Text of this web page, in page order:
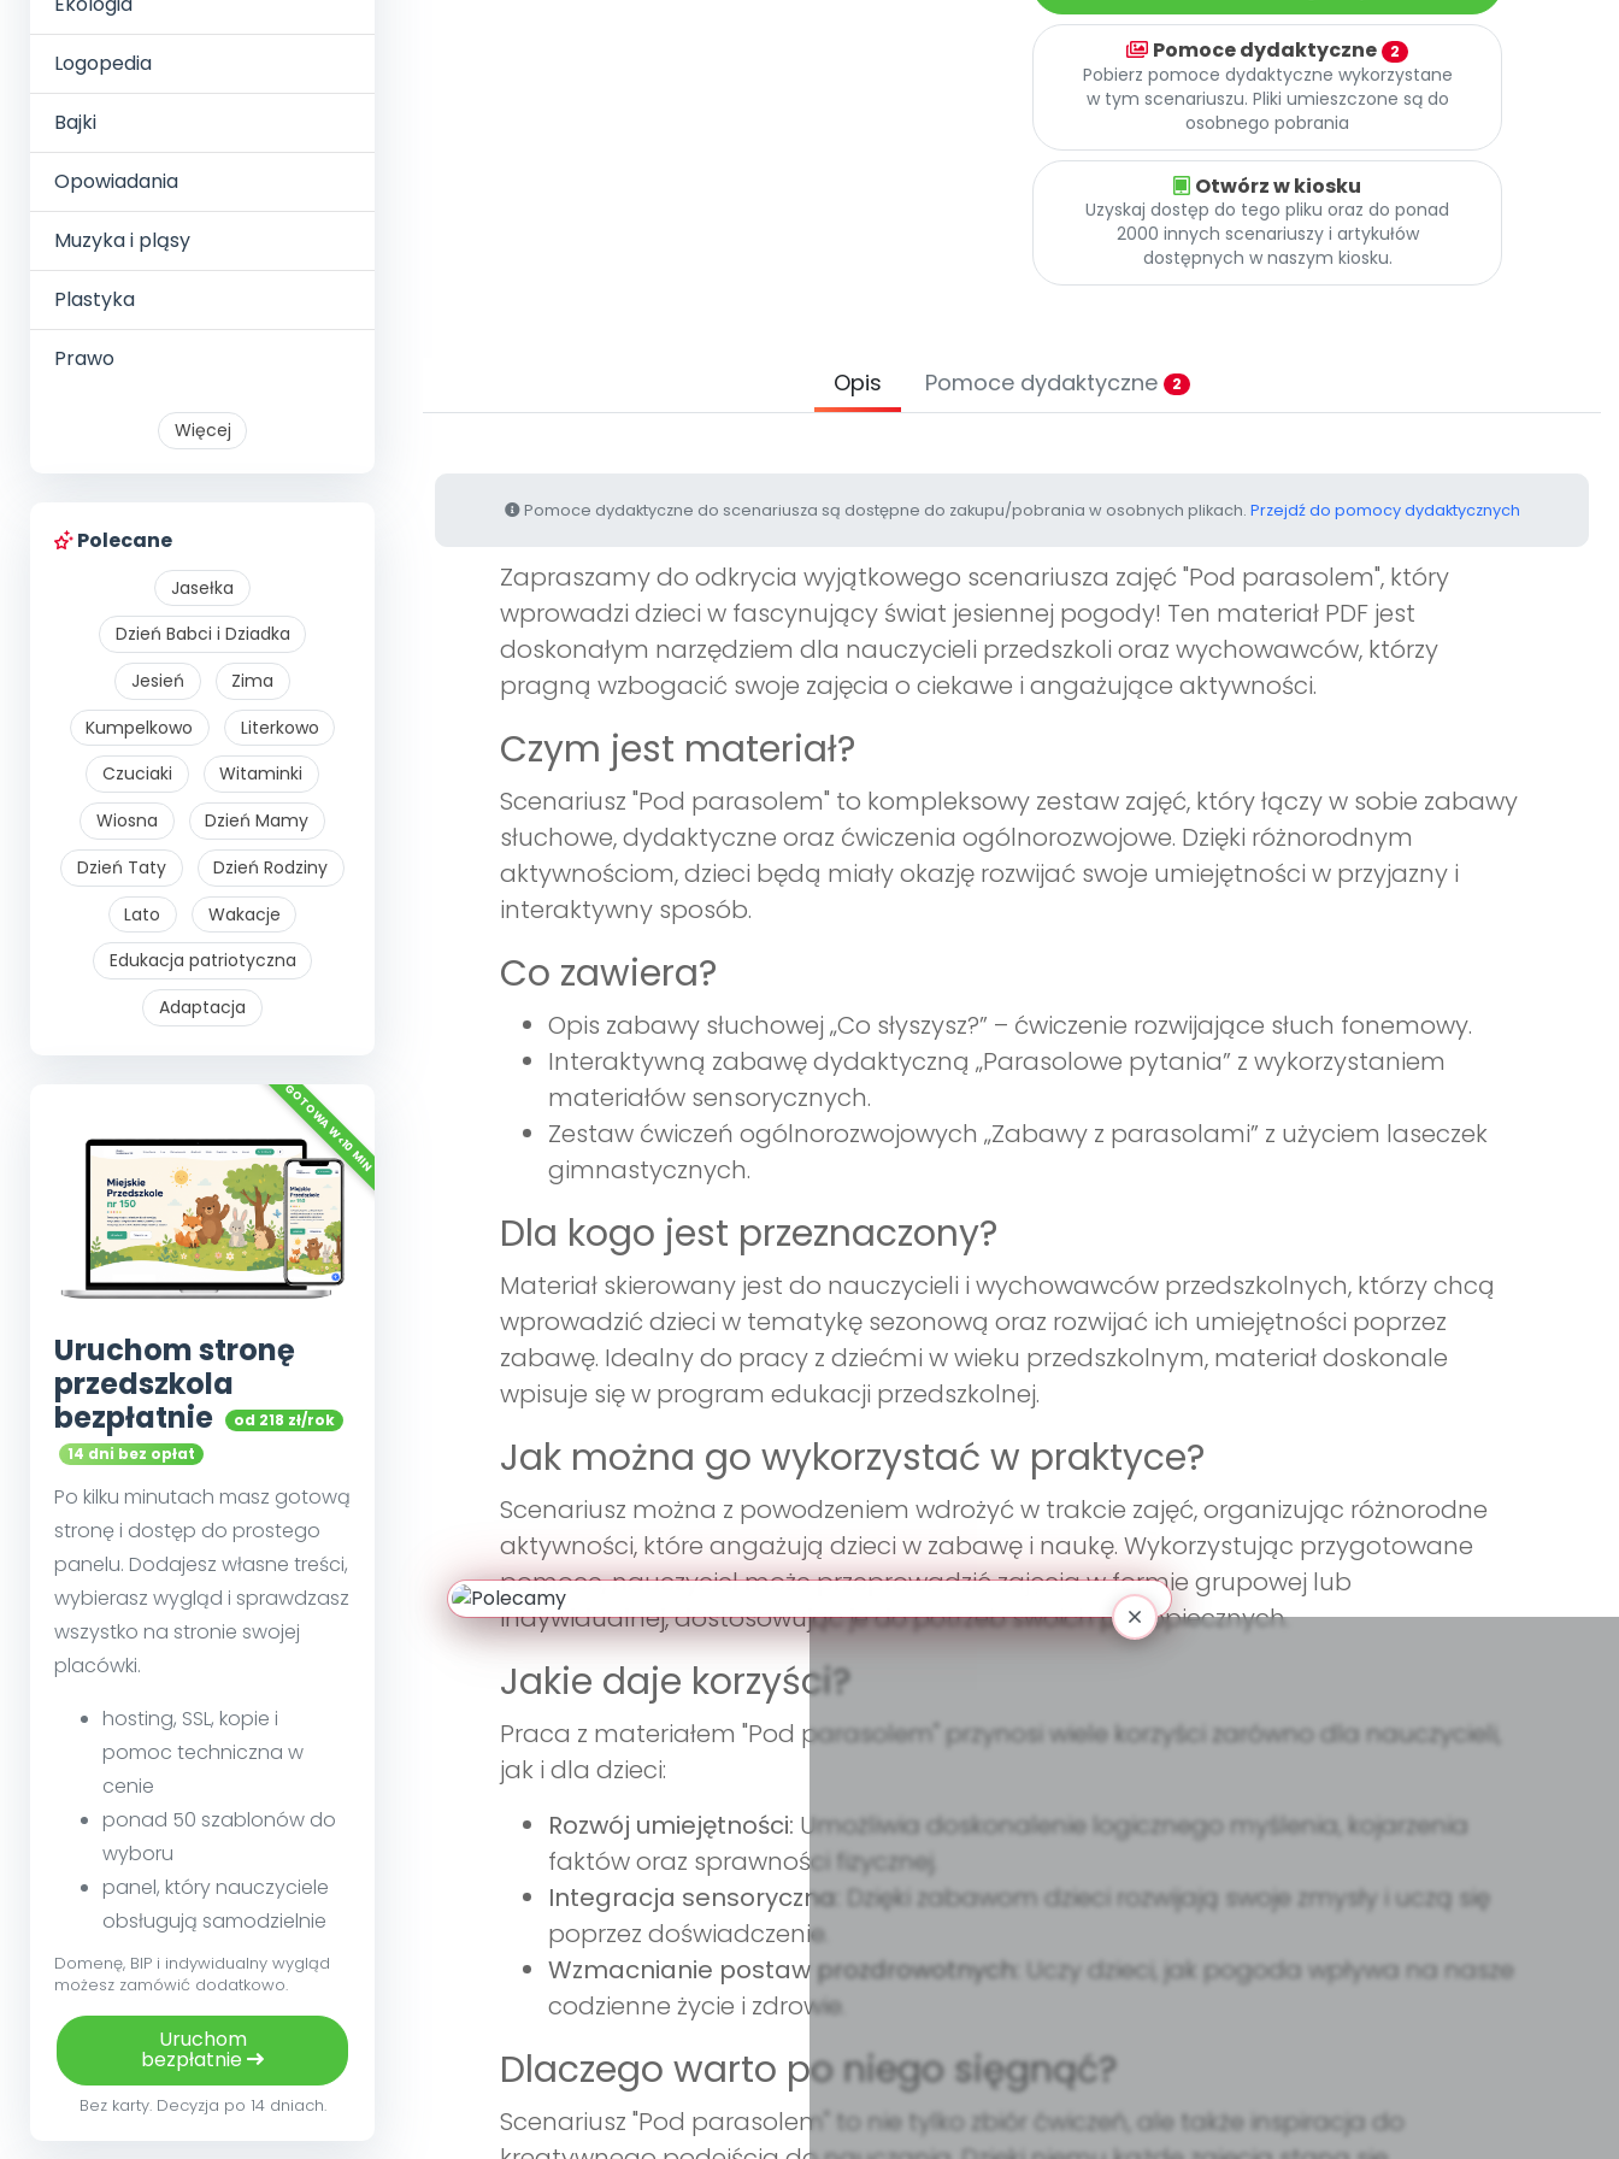
Logopedia
Bajki
Opowiadania
Muzyka i pląsy
Plastyka
Prawo
Więcej
Polecane
Jasełka
Dzień Babci i Dziadka
Jesień
Zima
Kumpelkowo
Literkowo
Czuciaki
Witaminki
Wiosna
Dzień Mamy
Dzień Taty
Dzień Rodziny
Lato
Wakacje
Edukacja patriotyczna
Adaptacja
Uruchom stronę
przedszkola
bezpłatnie
od 218 zł/rok
14 dni bez opłat
Po kilku minutach masz gotową
stronę i dostęp do prostego
panelu. Dodajesz własne treści,
wybierasz wygląd i sprawdzasz
wszystko na stronie swojej
placówki.
hosting, SSL, kopie i
pomoc techniczna w
cenie
ponad 50 szablonów do
wyboru
panel, który nauczyciele
obsługują samodzielnie
Domenę, BIP i indywidualny wygląd
możesz zamówić dodatkowo.
Uruchom
bezpłatnie
Bez karty. Decyzja po 14 dniach.
Pomoce dydaktyczne 2
Pobierz pomoce dydaktyczne wykorzystane
w tym scenariuszu. Pliki umieszczone są do
osobnego pobrania
Otwórz w kiosku
Uzyskaj dostęp do tego pliku oraz do ponad
2000 innych scenariuszy i artykułów
dostępnych w naszym kiosku.
Opis Pomoce dydaktyczne 2
Pomoce dydaktyczne do scenariusza są dostępne do zakupu/pobrania w osobnych plikach. Przejdź do pomocy dydaktycznych
Zapraszamy do odkrycia wyjątkowego scenariusza zajęć "Pod parasolem", który
wprowadzi dzieci w fascynujący świat jesiennej pogody! Ten materiał PDF jest
doskonałym narzędziem dla nauczycieli przedszkoli oraz wychowawców, którzy
pragną wzbogacić swoje zajęcia o ciekawe i angażujące aktywności.
Czym jest materiał?
Scenariusz "Pod parasolem" to kompleksowy zestaw zajęć, który łączy w sobie zabawy
słuchowe, dydaktyczne oraz ćwiczenia ogólnorozwojowe. Dzięki różnorodnym
aktywnościom, dzieci będą miały okazję rozwijać swoje umiejętności w przyjazny i
interaktywny sposób.
Co zawiera?
Opis zabawy słuchowej „Co słyszysz?” – ćwiczenie rozwijające słuch fonemowy.
Interaktywną zabawę dydaktyczną „Parasolowe pytania” z wykorzystaniem
materiałów sensorycznych.
Zestaw ćwiczeń ogólnorozwojowych „Zabawy z parasolami” z użyciem laseczek
gimnastycznych.
Dla kogo jest przeznaczony?
Materiał skierowany jest do nauczycieli i wychowawców przedszkolnych, którzy chcą
wprowadzić dzieci w tematykę sezonową oraz rozwijać ich umiejętności poprzez
zabawę. Idealny do pracy z dziećmi w wieku przedszkolnym, materiał doskonale
wpisuje się w program edukacji przedszkolnej.
Jak można go wykorzystać w praktyce?
Scenariusz można z powodzeniem wdrożyć w trakcie zajęć, organizując różnorodne
aktywności, które angażują dzieci w zabawę i naukę. Wykorzystując przygotowane
pomoce, nauczyciel może przeprowadzić zajęcia w formie grupowej lub
indywidualnej, dostosowując je do potrzeb swoich podopiecznych.
Jakie daje korzyści?
Praca z materiałem "Pod parasolem" przynosi wiele korzyści zarówno dla nauczycieli,
jak i dla dzieci:
Rozwój umiejętności: Umożliwia doskonalenie logicznego myślenia, kojarzenia
faktów oraz sprawności fizycznej.
Integracja sensoryczna:
Dzięki zabawom dzieci rozwijają swoje zmysły i uczą się
poprzez doświadczenie.
Wzmacnianie postaw prozdrowotnych:
Uczy dzieci, jak pogoda wpływa na nasze
codzienne życie i zdrowie.
Dlaczego warto po niego sięgnąć?
Scenariusz "Pod parasolem" to nie tylko zbiór ćwiczeń, ale także inspiracja do